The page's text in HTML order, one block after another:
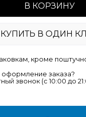
В КОРЗИНУ
КУПИТЬ В ОДИН
кроме
заказа?
звонок (c 10:00 до